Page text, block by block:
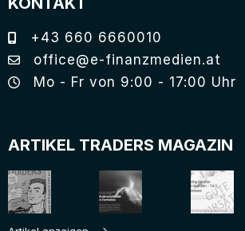
+43 660 6660010
office@e-finanzmedien.at
Mo - Fr von 9:00 - 17:00 Uhr
ARTIKEL TRADERS MAGAZIN